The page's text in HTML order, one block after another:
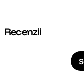
Recenzii